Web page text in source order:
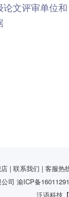
文评审单位和
| 联系我们 | 客服
司 渝ICP备
泛语科技